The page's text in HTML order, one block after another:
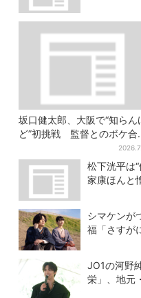
坂口健太郎、大阪で“知らん
ど”初挑戦 監督とのボケ合
松下洸平は
家康ほんと
シマケンが
福「さすが
JO1の河野
栄」、地元